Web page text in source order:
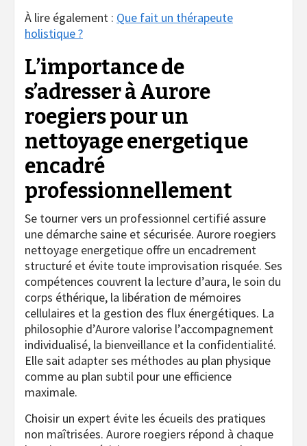
À lire également : Que fait un thérapeute
holistique ?
L’importance de
s’adresser à Aurore
roegiers pour un
nettoyage energetique
encadré
professionnellement
Se tourner vers un professionnel certifié assure
une démarche saine et sécurisée. Aurore roegiers
nettoyage energetique offre un encadrement
structuré et évite toute improvisation risquée. Ses
compétences couvrent la lecture d’aura, le soin du
corps éthérique, la libération de mémoires
cellulaires et la gestion des flux énergétiques. La
philosophie d’Aurore valorise l’accompagnement
individualisé, la bienveillance et la confidentialité.
Elle sait adapter ses méthodes au plan physique
comme au plan subtil pour une efficience
maximale.
Choisir un expert évite les écueils des pratiques
non maîtrisées. Aurore roegiers répond à chaque